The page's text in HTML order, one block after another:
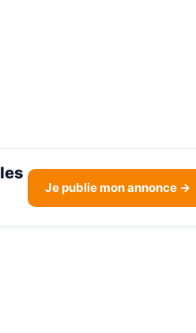
Je publie mon annonce →